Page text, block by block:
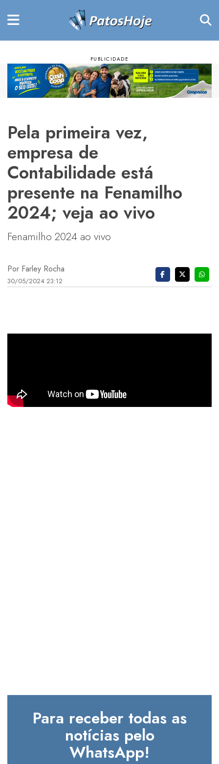
Pela primeira vez,
empresa de
Contabilidade está
presente na Fenamilho
2024; veja ao vivo
Fenamilho 2024 ao vivo
Por Farley Rocha
30/05/2024 23:12
Para receber todas as
notícias pelo
WhatsApp!